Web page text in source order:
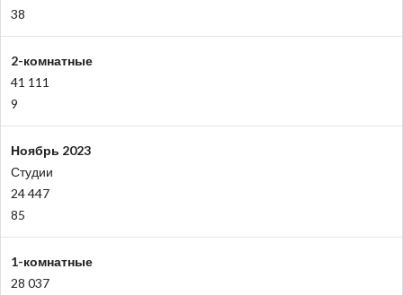
38
2-комнатные
41 111
9
Ноябрь 2023
Студии
24 447
85
1-комнатные
28 037